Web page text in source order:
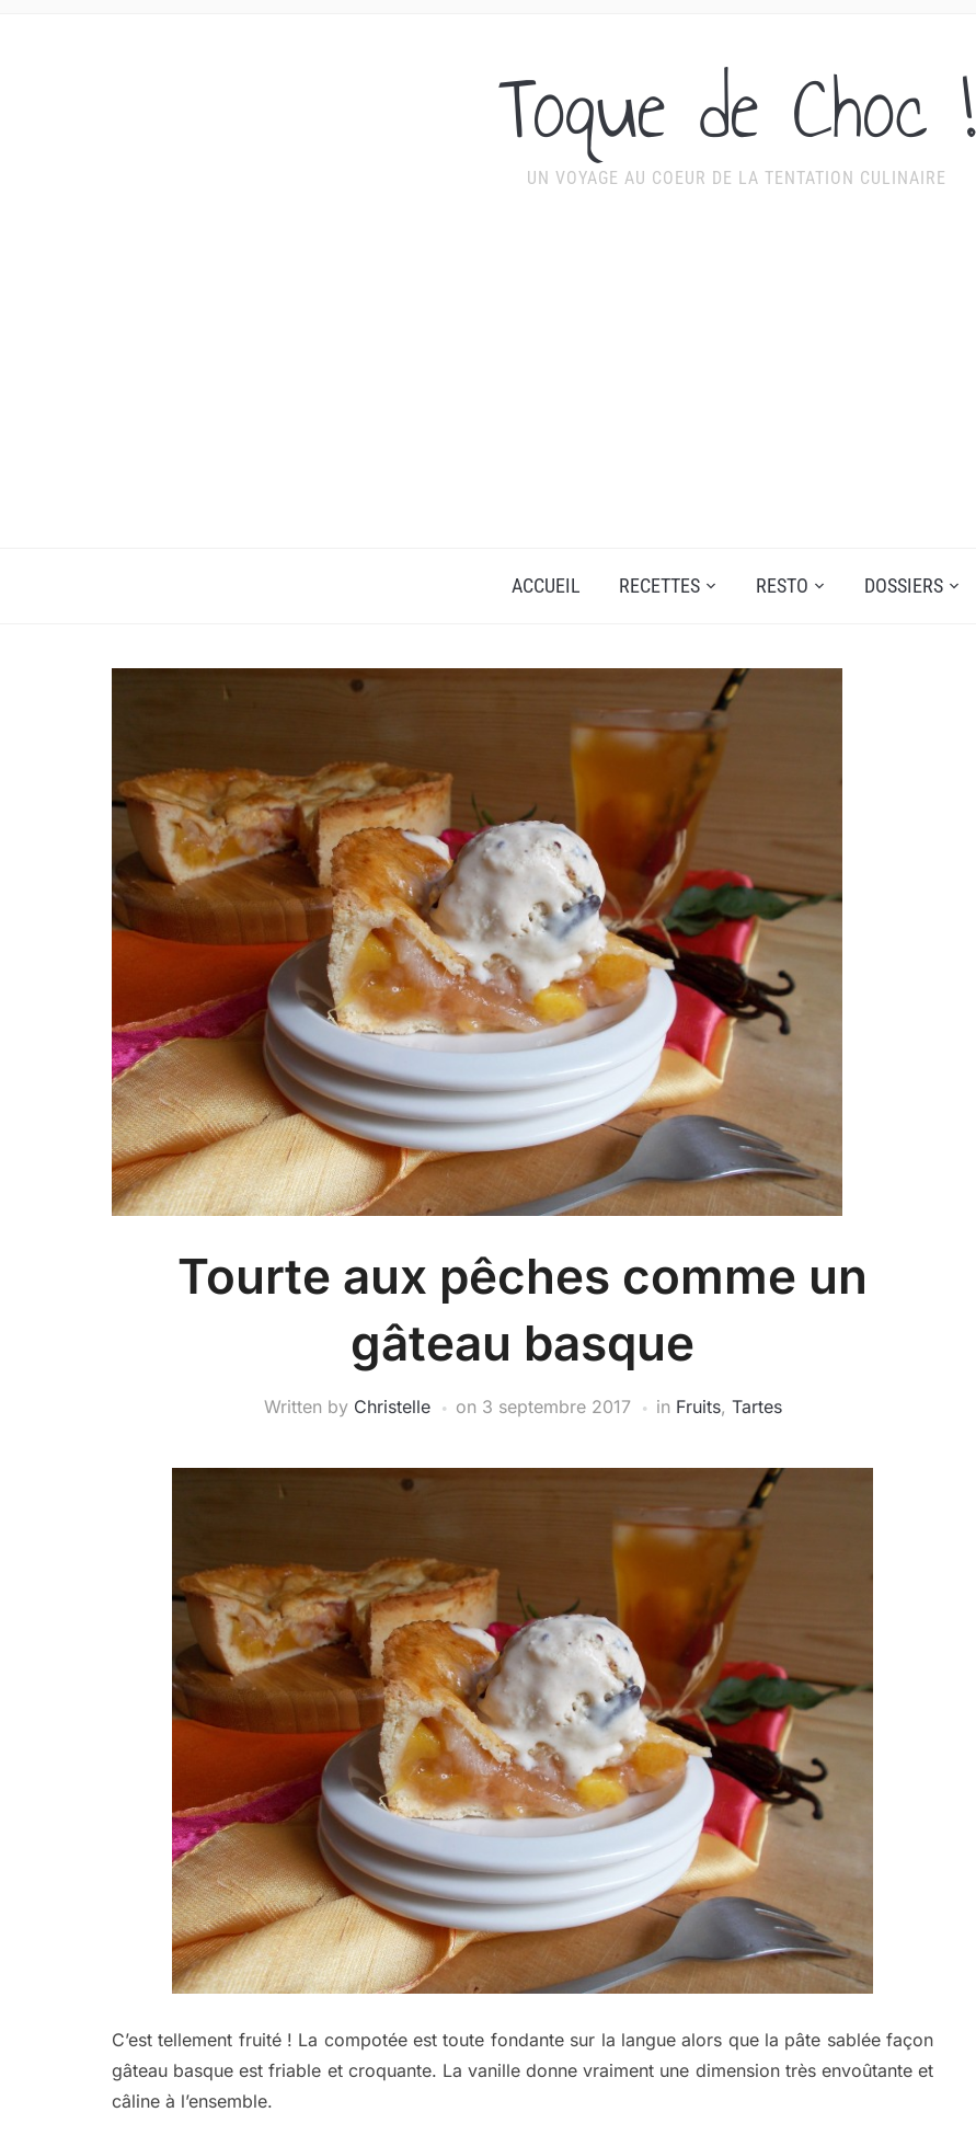
Toque de Choc !
UN VOYAGE AU COEUR DE LA TENTATION CULINAIRE
ACCUEIL RECETTES RESTO DOSSIERS
Tourte aux pêches comme un
gâteau basque
Written by Christelle on 3 septembre 2017 in Fruits, Tartes
C’est tellement fruité ! La compotée est toute fondante sur la langue alors que la pâte sablée façon
gâteau basque est friable et croquante. La vanille donne vraiment une dimension très envoûtante et
câline à l’ensemble.